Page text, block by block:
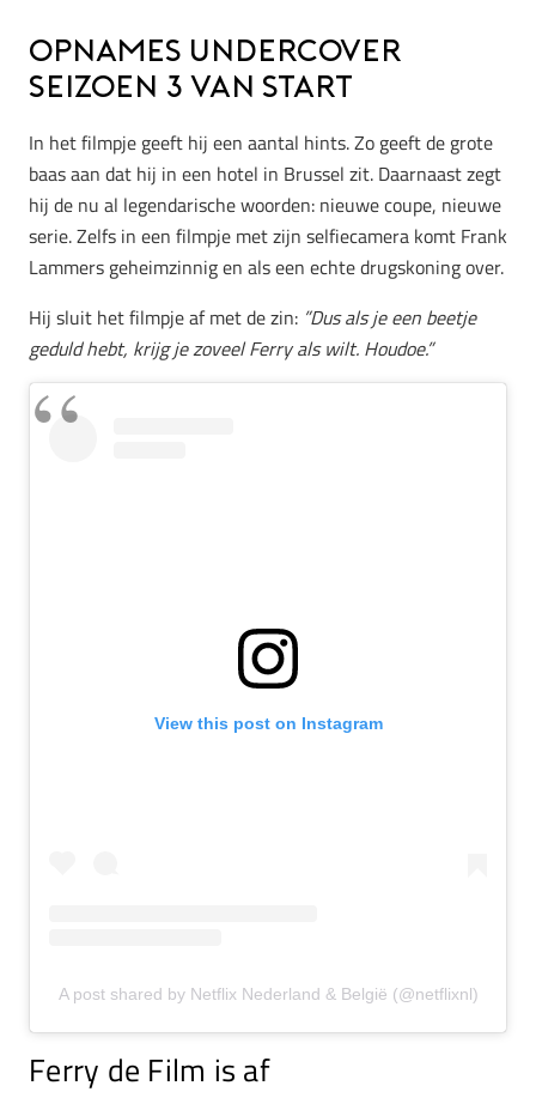
Opnames Undercover
seizoen 3 van start
In het filmpje geeft hij een aantal hints. Zo geeft de grote
baas aan dat hij in een hotel in Brussel zit. Daarnaast zegt
hij de nu al legendarische woorden: nieuwe coupe, nieuwe
serie. Zelfs in een filmpje met zijn selfiecamera komt Frank
Lammers geheimzinnig en als een echte drugskoning over.
Hij sluit het filmpje af met de zin: ”Dus als je een beetje
geduld hebt, krijg je zoveel Ferry als wilt. Houdoe.”
View this post on Instagram
A post shared by Netflix Nederland & België (@netflixnl)
Ferry de Film is af